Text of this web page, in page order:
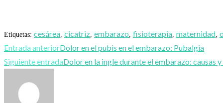
Etiquetas: cesárea cicatriz embarazo fisioterapia maternidad
Leer
más
Entrada anteriorDolor en el pubis en el embarazo: Pubalgia
Siguiente entradaDolor en la ingle durante el embarazo: causas